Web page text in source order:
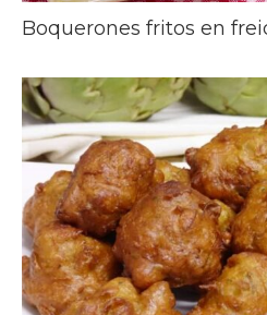
Boquerones fritos en